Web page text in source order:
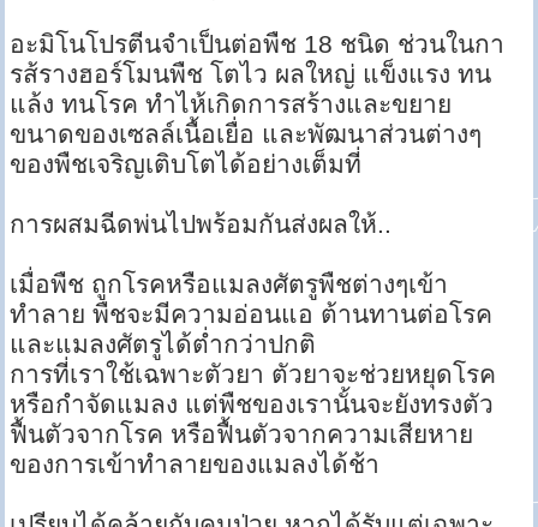
อะมิโนโปรตีนจำเป็นต่อพืช 18 ชนิด ช่วนในกา
รส้รางฮอร์โมนพืช โตไว ผลใหญ่ แข็งแรง ทน
แล้ง ทนโรค ทำไห้เกิดการสร้างและขยาย
ขนาดของเซลล์เนื้อเยื่อ และพัฒนาส่วนต่างๆ
ของพืชเจริญเติบโตได้อย่างเต็มที่
การผสมฉีดพ่นไปพร้อมกันส่งผลให้..
เมื่อพืช ถูกโรคหรือแมลงศัตรูพืชต่างๆเข้า
ทำลาย พืชจะมีความอ่อนแอ ต้านทานต่อโรค
และแมลงศัตรูได้ต่ำกว่าปกติ
การที่เราใช้เฉพาะตัวยา ตัวยาจะช่วยหยุดโรค
หรือกำจัดแมลง แต่พืชของเรานั้นจะยังทรงตัว
ฟื้นตัวจากโรค หรือฟื้นตัวจากความเสียหาย
ของการเข้าทำลายของแมลงได้ช้า